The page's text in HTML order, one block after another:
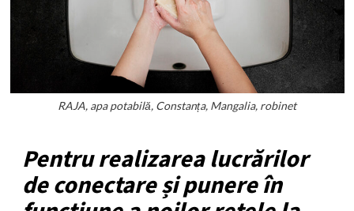
RAJA, apa potabilă, Constanța, Mangalia, robinet
Pentru realizarea lucrărilor
de conectare și punere în